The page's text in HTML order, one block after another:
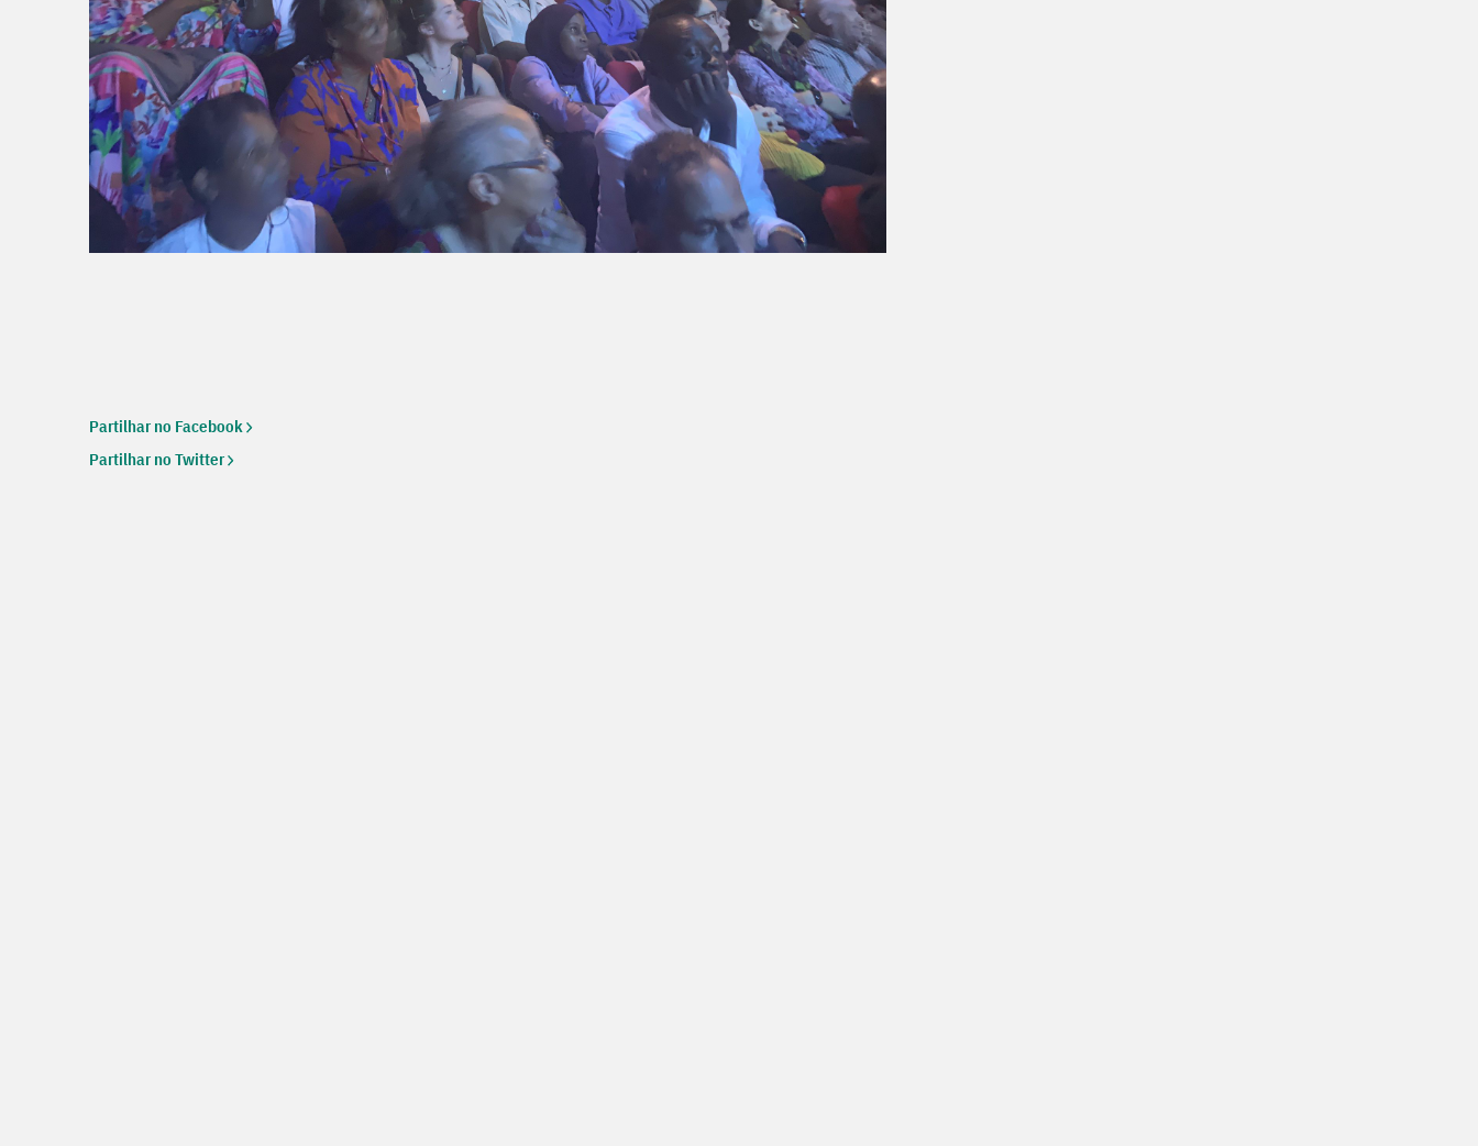
Partilhar no Facebook
Partilhar no Twitter